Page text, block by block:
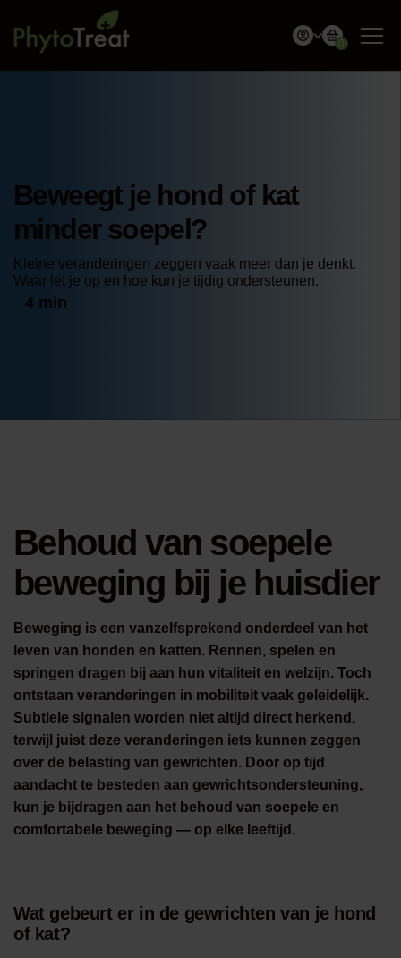
0
Beweegt je hond of kat
minder soepel?
Kleine veranderingen zeggen vaak meer dan je denkt.
Waar let je op en hoe kun je tijdig ondersteunen.
4 min
Behoud van soepele
beweging bij je huisdier
Beweging is een vanzelfsprekend onderdeel van het
leven van honden en katten. Rennen, spelen en
springen dragen bij aan hun vitaliteit en welzijn. Toch
ontstaan veranderingen in mobiliteit vaak geleidelijk.
Subtiele signalen worden niet altijd direct herkend,
terwijl juist deze veranderingen iets kunnen zeggen
over de belasting van gewrichten. Door op tijd
aandacht te besteden aan gewrichtsondersteuning,
kun je bijdragen aan het behoud van soepele en
comfortabele beweging — op elke leeftijd.
Wat gebeurt er in de gewrichten van je hond
of kat?